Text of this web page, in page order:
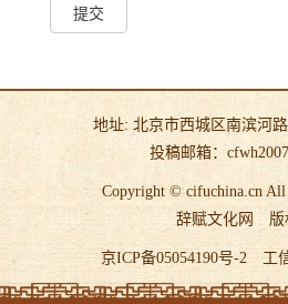
提交
地址: 北京市西城区南滨河
投稿邮箱：
Copyright © cifuchina.cn All
辞赋文化网
京ICP备05054190号-2 工